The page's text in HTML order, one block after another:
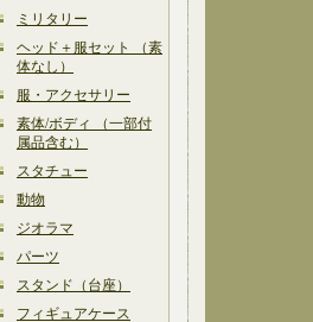
ミリタリー
ヘッド＋服セット （素
体なし）
服・アクセサリー
素体/ボディ （一部付
属品含む）
スタチュー
動物
ジオラマ
パーツ
スタンド（台座）
フィギュアケース